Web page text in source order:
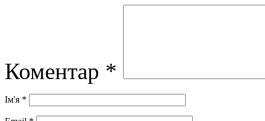
Коментар *
Ім'я *